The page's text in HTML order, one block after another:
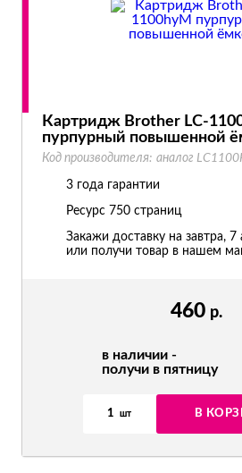
460 р.
в наличии -
получи в пятницу
1 шт В
Картридж Brother LC-
пурпурный повышенной
Код производителя: аналог
3 года гарантии
Ресурс 750 страниц
Закажи доставку на завтра, 7
или получи товар в нашем